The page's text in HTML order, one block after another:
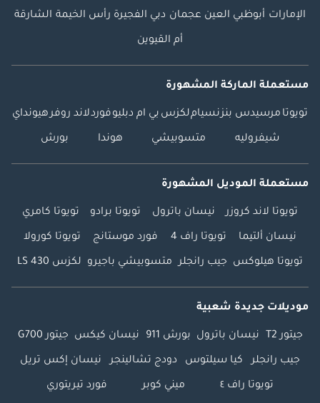
الإمارات أبوظبي العين عجمان دبي الفجيرة رأس الخيمة الشارقة
أم القيوين
مستعملة الماركة المشهورة
تويوتا مرسيدس بنزنسياملكزس بي ام دبليوفوردلاند روفرهيونداي
شيفروليه متسوبيشي هوندا بورش
مستعملة الموديل المشهورة
تويوتا لاند كروزر نيسان باترول تويوتا برادو تويوتا كامري
نيسان ألتيما تويوتا راف 4 فورد موستانج تويوتا كورولا
تويوتا هيلوكس جيب رانجلر متسوبيشي باجيرو لكزس LS 430
موديلات جديدة شعبية
جيتور T2 نيسان باترول بورش 911 نيسان كيكس جيتور G700
جيب رانجلر كيا سيلتوس دودج تشالينجر نيسان إكس تريل
تويوتا راف ٤ ميني كوبر فورد تيريتوري